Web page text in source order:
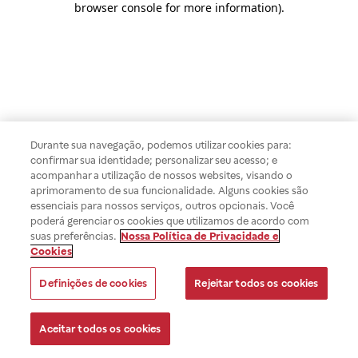
browser console for more information).
Durante sua navegação, podemos utilizar cookies para:
confirmar sua identidade; personalizar seu acesso; e
acompanhar a utilização de nossos websites, visando o
aprimoramento de sua funcionalidade. Alguns cookies são
essenciais para nossos serviços, outros opcionais. Você
poderá gerenciar os cookies que utilizamos de acordo com
suas preferências. Nossa Política de Privacidade e
Cookies
Definições de cookies Rejeitar todos os cookies
Aceitar todos os cookies